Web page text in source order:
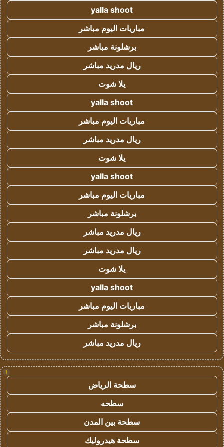
yalla shoot
مباريات اليوم مباشر
برشلونة مباشر
ريال مدريد مباشر
يلا شوت
yalla shoot
مباريات اليوم مباشر
ريال مدريد مباشر
يلا شوت
yalla shoot
مباريات اليوم مباشر
برشلونة مباشر
ريال مدريد مباشر
ريال مدريد مباشر
يلا شوت
yalla shoot
مباريات اليوم مباشر
برشلونة مباشر
ريال مدريد مباشر
!
سطحة الرياض
سطحه
سطحة بين المدن
سطحة هيدروليك